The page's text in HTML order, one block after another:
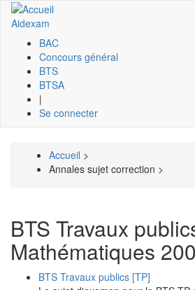
Aller
principal
Aidexam
Navigation
principale
BAC
Concours général
BTS
BTSA
|
Se connecter
Fil
Accueil >
Annales sujet correction >
BTS Travaux
Mathématiques
BTS Travaux publics [TP]